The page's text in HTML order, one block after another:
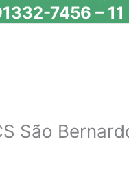
7456 –
São